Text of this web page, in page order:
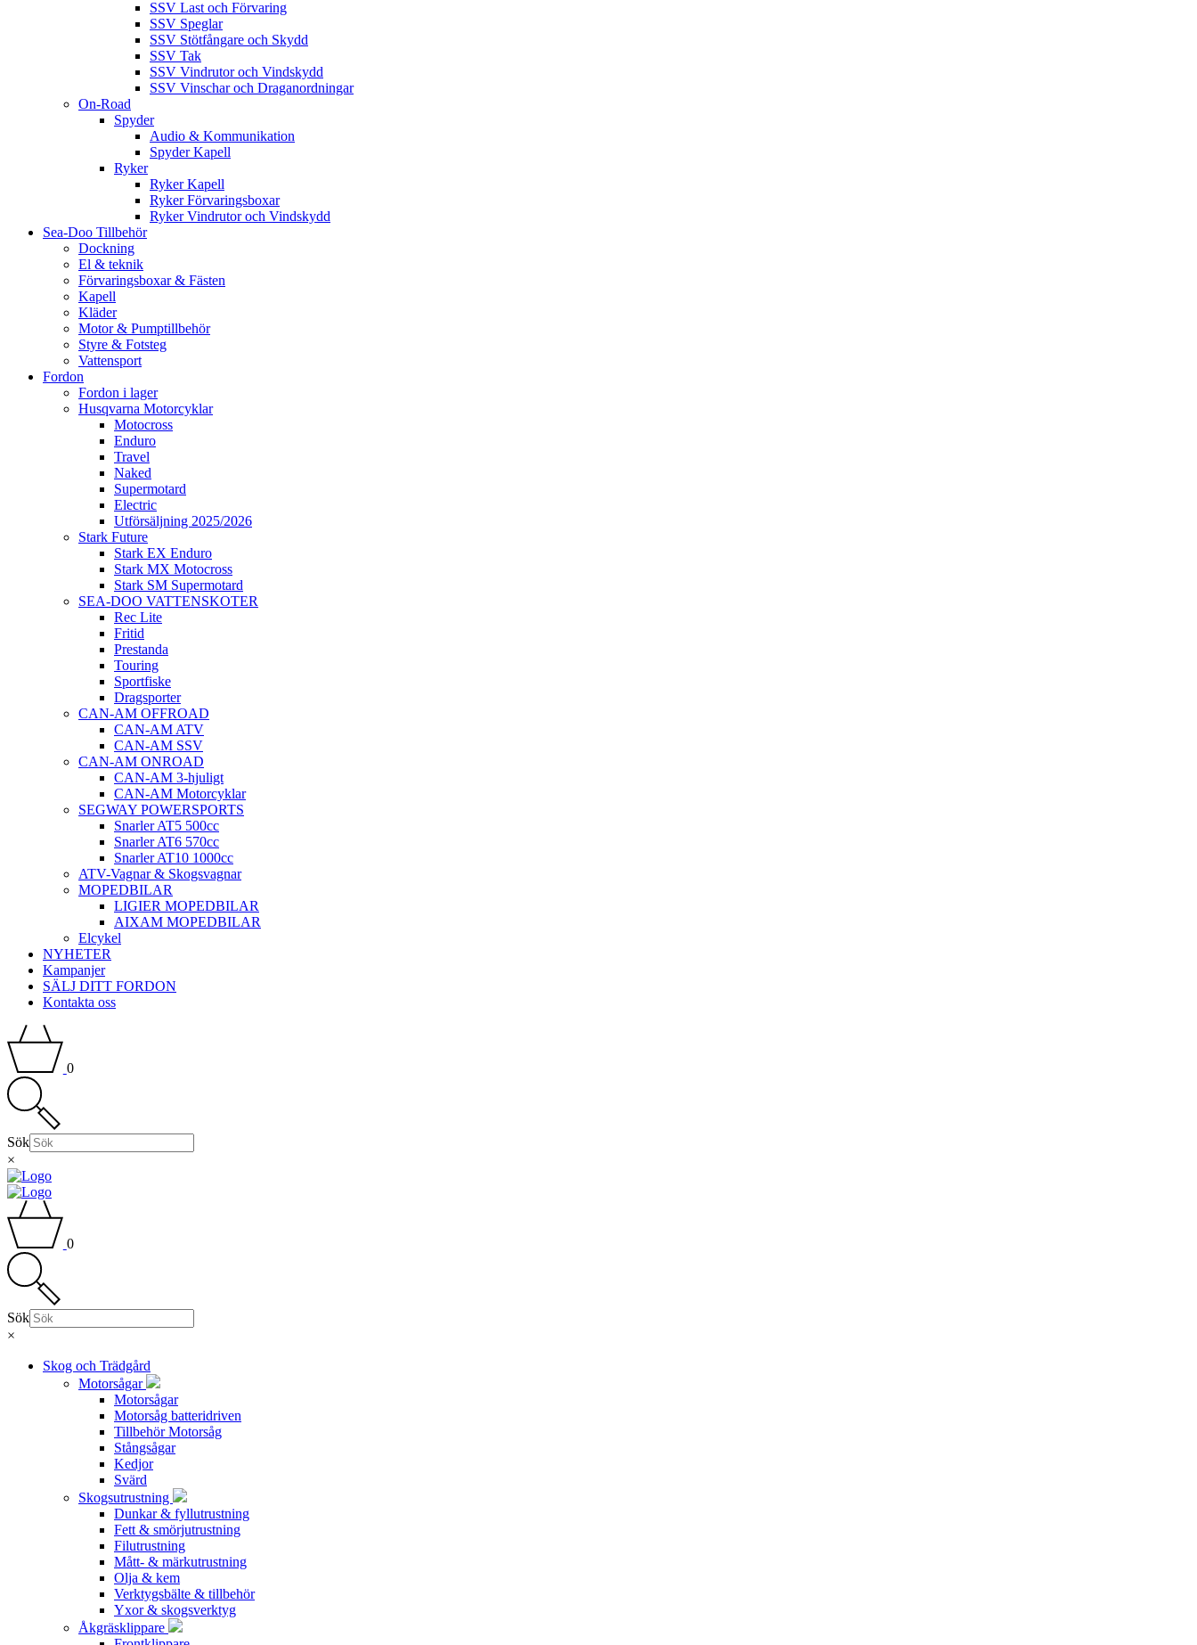
SSV Last och Förvaring
SSV Speglar
SSV Stötfångare och Skydd
SSV Tak
SSV Vindrutor och Vindskydd
SSV Vinschar och Draganordningar
On-Road
Spyder
Audio & Kommunikation
Spyder Kapell
Ryker
Ryker Kapell
Ryker Förvaringsboxar
Ryker Vindrutor och Vindskydd
Sea-Doo Tillbehör
Dockning
El & teknik
Förvaringsboxar & Fästen
Kapell
Kläder
Motor & Pumptillbehör
Styre & Fotsteg
Vattensport
Fordon
Fordon i lager
Husqvarna Motorcyklar
Motocross
Enduro
Travel
Naked
Supermotard
Electric
Utförsäljning 2025/2026
Stark Future
Stark EX Enduro
Stark MX Motocross
Stark SM Supermotard
SEA-DOO VATTENSKOTER
Rec Lite
Fritid
Prestanda
Touring
Sportfiske
Dragsporter
CAN-AM OFFROAD
CAN-AM ATV
CAN-AM SSV
CAN-AM ONROAD
CAN-AM 3-hjuligt
CAN-AM Motorcyklar
SEGWAY POWERSPORTS
Snarler AT5 500cc
Snarler AT6 570cc
Snarler AT10 1000cc
ATV-Vagnar & Skogsvagnar
MOPEDBILAR
LIGIER MOPEDBILAR
AIXAM MOPEDBILAR
Elcykel
NYHETER
Kampanjer
SÄLJ DITT FORDON
Kontakta oss
0
Sök
×
0
Sök
×
Skog och Trädgård
Motorsågar
Motorsågar
Motorsåg batteridriven
Tillbehör Motorsåg
Stångsågar
Kedjor
Svärd
Skogsutrustning
Dunkar & fyllutrustning
Fett & smörjutrustning
Filutrustning
Mått- & märkutrustning
Olja & kem
Verktygsbälte & tillbehör
Yxor & skogsverktyg
Åkgräsklippare